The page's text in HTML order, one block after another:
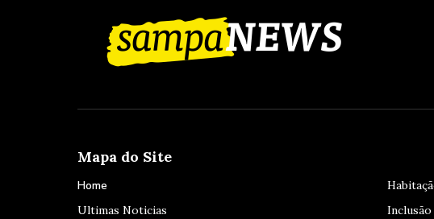
Mapa do Site
Home
Ultimas Noticias
Inclusão